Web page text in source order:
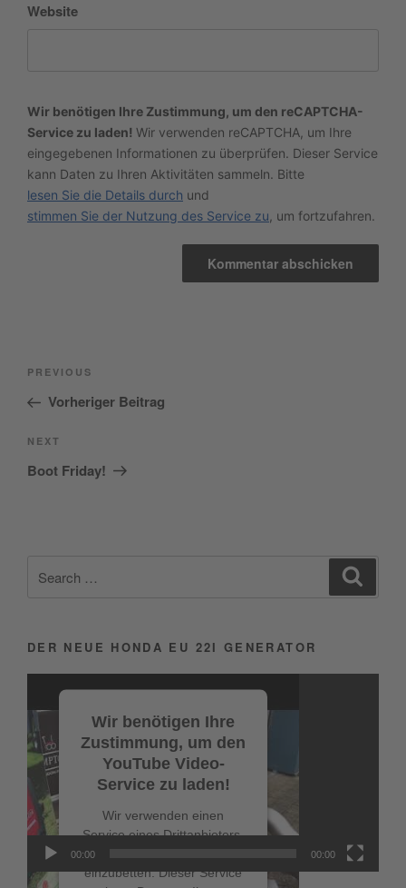
Website
Wir benötigen Ihre Zustimmung, um den reCAPTCHA-
Service zu laden! Wir verwenden reCAPTCHA, um Ihre
eingegebenen Informationen zu überprüfen. Dieser Service
kann Daten zu Ihren Aktivitäten sammeln. Bitte
lesen Sie die Details durch und
stimmen Sie der Nutzung des Service zu , um fortzufahren.
Beitragsnavigation
Previous
Post
PREVIOUS
Vorheriger Beitrag
Next
Post
NEXT
Boot Friday!
for:
DER NEUE HONDA EU 22I GENERATOR
Wir benötigen Ihre
Zustimmung, um den
YouTube Video-
Service zu laden!
Wir verwenden einen
Service eines Drittanbieters,
einzubetten. Dieser Service
00:00 00:00